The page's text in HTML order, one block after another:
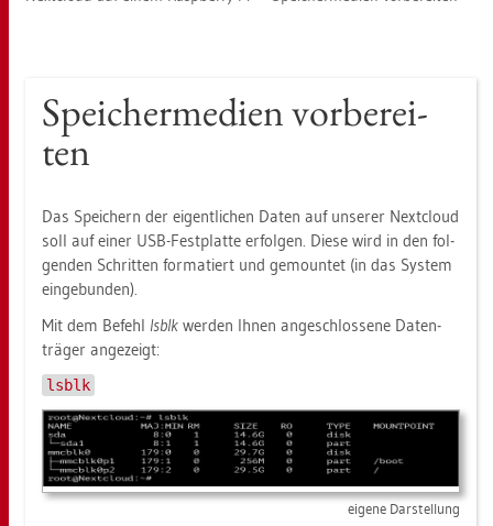
Spei­cher­me­di­en vor­be­rei­
ten
Das Spei­chern der ei­gent­li­chen Daten auf un­se­rer Next­cloud
soll auf einer USB-Fest­plat­te er­fol­gen. Diese wird in den fol­
gen­den Schrit­ten for­ma­tiert und ge­moun­tet (in das Sys­tem
ein­ge­bun­den).
Mit dem Be­fehl lsblk wer­den Ihnen an­ge­schlos­se­ne Da­ten­
trä­ger an­ge­zeigt:
lsblk
ei­ge­ne Dar­stel­lung